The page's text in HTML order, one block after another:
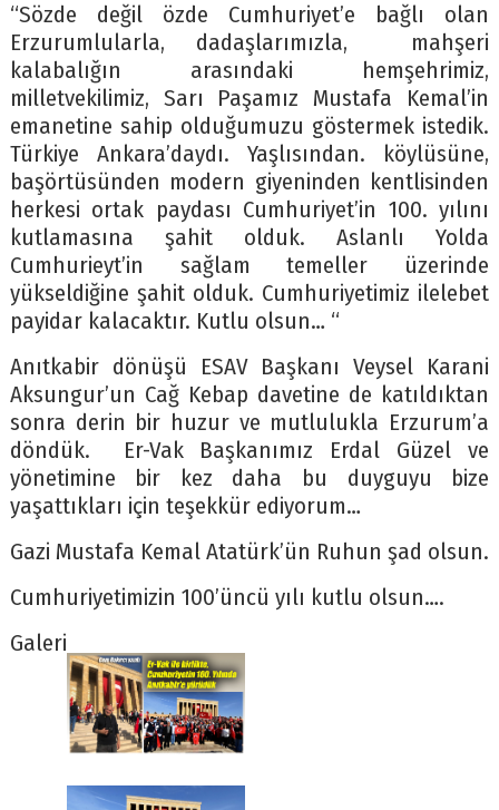
“Sözde değil özde Cumhuriyet’e bağlı olan
Erzurumlularla, dadaşlarımızla, mahşeri
kalabalığın arasındaki hemşehrimiz,
milletvekilimiz, Sarı Paşamız Mustafa Kemal’in
emanetine sahip olduğumuzu göstermek istedik.
Türkiye Ankara’daydı. Yaşlısından. köylüsüne,
başörtüsünden modern giyeninden kentlisinden
herkesi ortak paydası Cumhuriyet’in 100. yılını
kutlamasına şahit olduk. Aslanlı Yolda
Cumhurieyt’in sağlam temeller üzerinde
yükseldiğine şahit olduk. Cumhuriyetimiz ilelebet
payidar kalacaktır. Kutlu olsun… “
Anıtkabir dönüşü ESAV Başkanı Veysel Karani
Aksungur’un Cağ Kebap davetine de katıldıktan
sonra derin bir huzur ve mutlulukla Erzurum’a
döndük. Er-Vak Başkanımız Erdal Güzel ve
yönetimine bir kez daha bu duyguyu bize
yaşattıkları için teşekkür ediyorum…
Gazi Mustafa Kemal Atatürk’ün Ruhun şad olsun.
Cumhuriyetimizin 100’üncü yılı kutlu olsun….
Galeri